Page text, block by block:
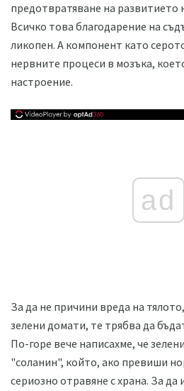
предотвратяване на развитието
Всичко това благодарение на
ликопен. А компонент като
нервните процеси в мозъка,
настроение.
ad
За да не причини вреда на
зелени домати, те трябва да
По-горе вече написахме, че
"соланин", който, ако превиши
сериозно отравяне с храна. За да